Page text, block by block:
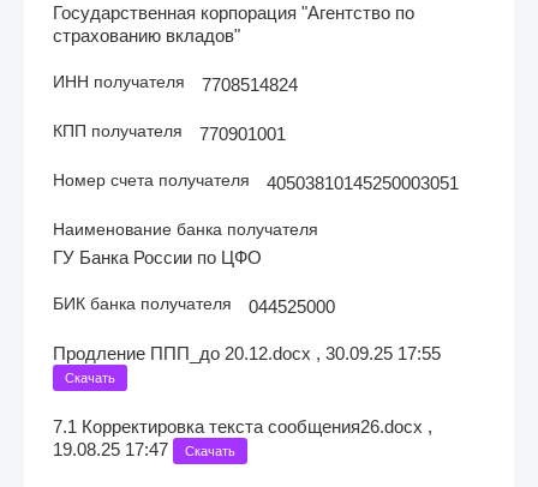
Государственная корпорация "Агентство по
страхованию вкладов"
ИНН получателя 7708514824
КПП получателя 770901001
Номер счета получателя 40503810145250003051
Наименование банка получателя
ГУ Банка России по ЦФО
БИК банка получателя 044525000
Продление ППП_до 20.12.docx , 30.09.25 17:55
Скачать
7.1 Корректировка текста сообщения26.docx ,
19.08.25 17:47
Скачать